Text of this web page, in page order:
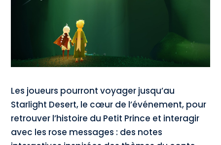
Les joueurs pourront voyager jusqu’au
Starlight Desert, le cœur de l’événement, pour
retrouver l’histoire du Petit Prince et interagir
avec les rose messages : des notes